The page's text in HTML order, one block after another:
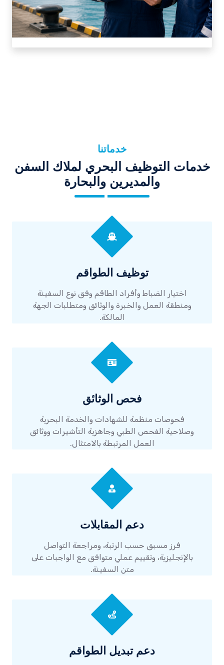
خدماتنا
خدمات التوظيف البحري لملاك السفن
والمديرين والبحارة
توظيف الطواقم
اختيار الضباط وأفراد الطاقم وفق نوع السفينة
ومنطقة العمل والخبرة والوثائق ومتطلبات الجهة
المالكة.
فحص الوثائق
فحوصات منظمة للشهادات والخدمة البحرية
وصلاحية الفحص الطبي وجاهزية التأشيرات ووثائق
العمل المرتبطة بالامتثال.
دعم المقابلات
فرز مسبق حسب الرتبة، ومراجعة التواصل
بالإنجليزية، وتقييم عملي متوافق مع الواجبات على
متن السفينة.
دعم تبديل الطواقم